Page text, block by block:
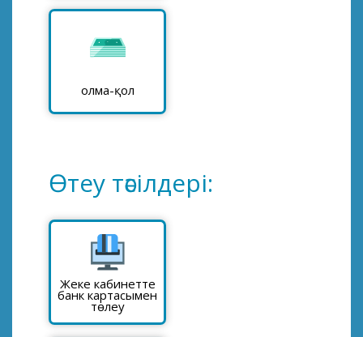
Қолма-қол
Өтеу тәсілдері:
Жеке кабинетте
банк картасымен
төлеу